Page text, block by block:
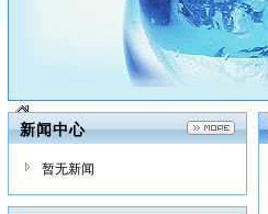
新闻中心
暂无新闻